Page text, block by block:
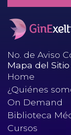
el
No. de Aviso
Mapa del Sitio
Home
¿Quiénes
On Demand
Biblioteca
Cursos